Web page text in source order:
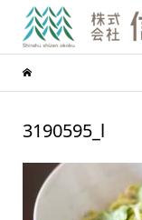
3190595_l